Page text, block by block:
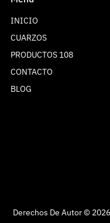
INICIO
CUARZOS
PRODUCTOS 108
CONTACTO
BLOG
Derechos De Autor © 2026